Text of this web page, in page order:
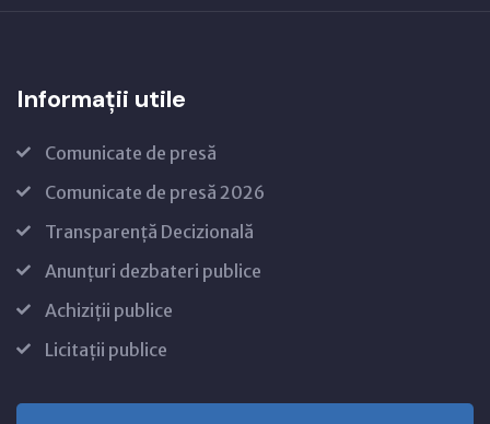
Informații utile
Comunicate de presă
Comunicate de presă 2026
Transparență Decizională
Anunțuri dezbateri publice
Achiziții publice
Licitații publice